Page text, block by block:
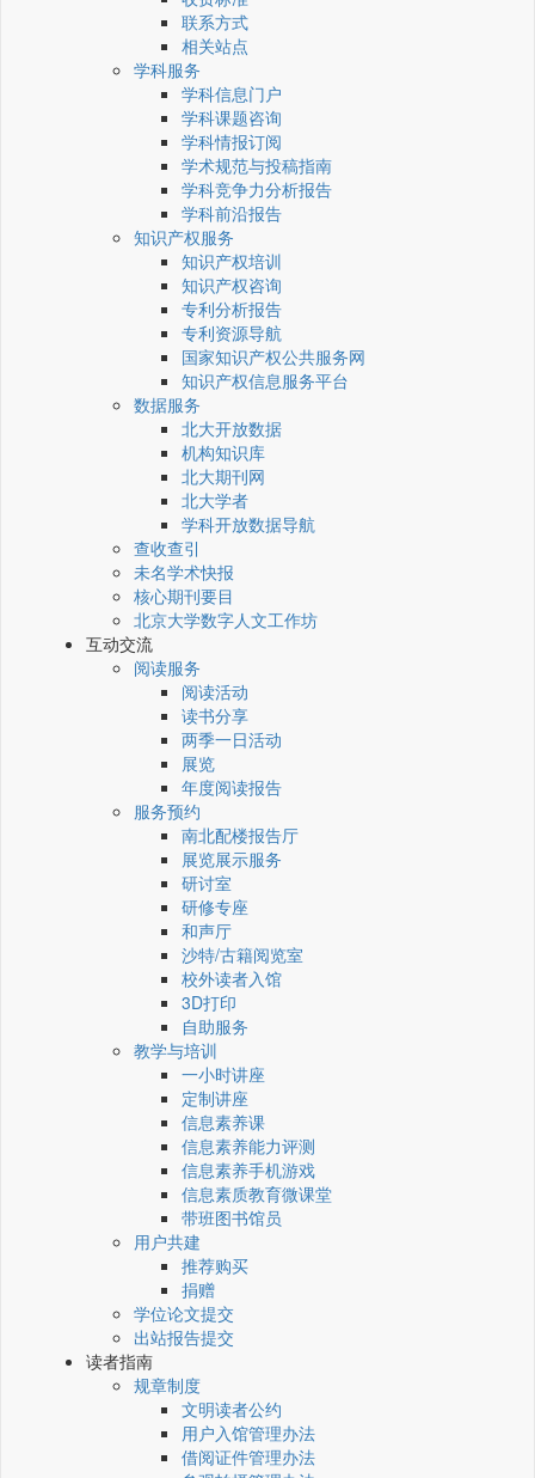
联系方式
相关站点
学科服务
学科信息门户
学科课题咨询
学科情报订阅
学术规范与投稿指南
学科竞争力分析报告
学科前沿报告
知识产权服务
知识产权培训
知识产权咨询
专利分析报告
专利资源导航
国家知识产权公共服务网
知识产权信息服务平台
数据服务
北大开放数据
机构知识库
北大期刊网
北大学者
学科开放数据导航
查收查引
未名学术快报
核心期刊要目
北京大学数字人文工作坊
互动交流
阅读服务
阅读活动
读书分享
两季一日活动
展览
年度阅读报告
服务预约
南北配楼报告厅
展览展示服务
研讨室
研修专座
和声厅
沙特/古籍阅览室
校外读者入馆
3D打印
自助服务
教学与培训
一小时讲座
定制讲座
信息素养课
信息素养能力评测
信息素养手机游戏
信息素质教育微课堂
带班图书馆员
用户共建
推荐购买
捐赠
学位论文提交
出站报告提交
读者指南
规章制度
文明读者公约
用户入馆管理办法
借阅证件管理办法